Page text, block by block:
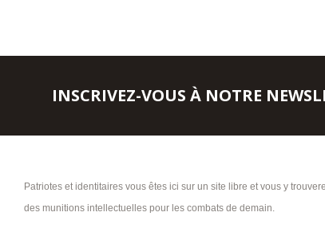
INSCRIVEZ-VOUS À NOTRE
Patriotes et identitaires vous êtes ici sur un site libre et vous y
des munitions intellectuelles pour les combats de demain.